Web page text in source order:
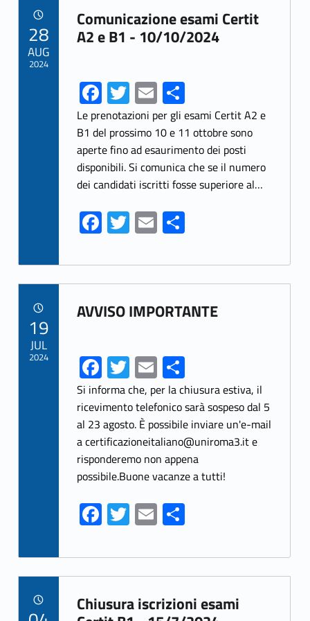
o
k
Link identifier archive #link-archive-4593
Comunicazione esami Certit
A2 e B1 - 10/10/2024
Fa
ce
b
o
o
k
T
w
itt
er
E
m
ai
l
S
h
ar
e
Le prenotazioni per gli esami Certit A2 e
B1 del prossimo 10 e 11 ottobre sono
aperte fino ad esaurimento dei posti
disponibili. Si comunica che se il numero
dei candidati iscritti fosse superiore al…
Fa
ce
b
o
o
T
w
itt
er
E
m
ai
l
S
h
ar
e
28
AUG
2024
Link identifier archive #link-archive-65508
AVVISO IMPORTANTE
Fa
ce
b
o
o
k
T
w
itt
er
E
m
ai
l
S
h
ar
e
Si informa che, per la chiusura estiva, il
ricevimento telefonico sarà sospeso dal 5
al 23 agosto. È possibile inviare un'e-mail
a certificazioneitaliano@uniroma3.it e
risponderemo non appena
possibile.Buone vacanze a tutti!
Fa
ce
b
o
o
T
w
itt
er
E
m
ai
l
S
ar
e
19
JUL
2024
Link identifier archive #link-archive-58807
Chiusura iscrizioni esami